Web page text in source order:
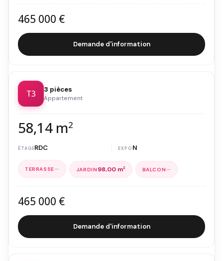
465 000 €
Demande d'information
T3 3 pièces
Appartement
58,14 m2
RDC N
— 98,00 m2 —
465 000 €
Demande d'information